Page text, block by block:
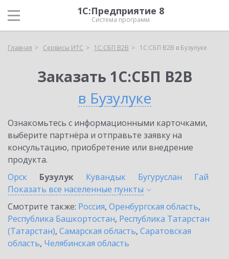
1С:Предприятие 8
Система программ
Главная Сервисы ИТС 1С:СБП B2B 1С:СБП B2B в Бузулуке
Заказать 1С:СБП B2B
в Бузулуке
Ознакомьтесь с информационными карточками,
выберите партнёра и отправьте заявку на
консультацию, приобретение или внедрение
продукта.
Орск
Бузулук Кувандык Бугуруслан
Гай
Показать все населенные пункты
Смотрите также: Россия, Оренбургская область,
Республика Башкортостан, Республика Татарстан
(Татарстан), Самарская область, Саратовская
область, Челябинская область